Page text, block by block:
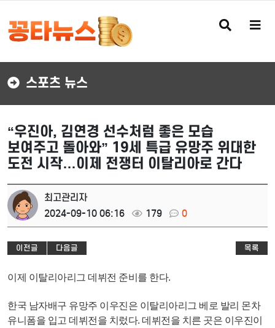
검
색
튼
메
튼
스포츠 뉴스
“우진아, 김연경 선수처럼 좋은 모습
보여주고 돌아와” 19세 특급 유망주 위대한
도전 시작…이제 전쟁터 이탈리아로 간다
최고관리자
2024-09-10 06:16
179 0
이전글 다음글 목록
이제 이탈리아리그 데뷔전 준비를 한다.
한국 남자배구 유망주 이우진은 이탈리아리그 베로 발리 몬차
유니폼을 입고 데뷔전을 치렀다. 데뷔전을 치른 곳은 이우진이